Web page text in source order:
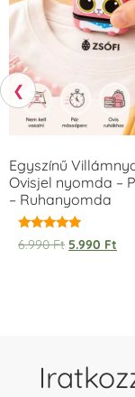
❮
Egyszínű
Ovisjel nyomda –
– Ruhanyomda
Értékelés:
5.00
6.990Ft 5.990 Ft